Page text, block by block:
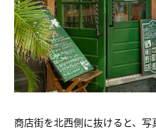
商店街を北西側に抜けると、